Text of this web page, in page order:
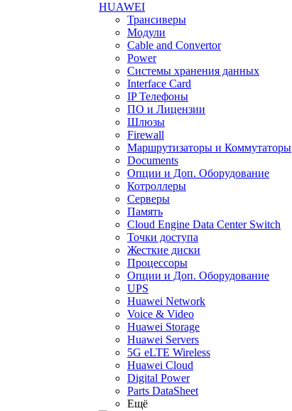
HUAWEI
Трансиверы
Модули
Cable and Convertor
Power
Системы хранения данных
Interface Card
IP Телефоны
ПО и Лицензии
Шлюзы
Firewall
Маршрутизаторы и Коммутаторы
Documents
Опции и Доп. Оборудование
Котроллеры
Серверы
Память
Cloud Engine Data Center Switch
Точки доступа
Жесткие диски
Процессоры
Опции и Доп. Оборудование
UPS
Huawei Network
Voice & Video
Huawei Storage
Huawei Servers
5G eLTE Wireless
Huawei Cloud
Digital Power
Parts DataSheet
Ещё